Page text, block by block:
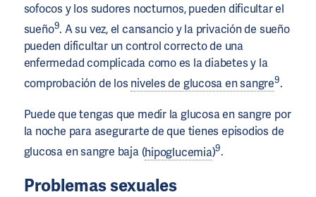
sofocos y los sudores nocturnos, pueden dificultar el
sueño9. A su vez, el cansancio y la privación de sueño
pueden dificultar un control correcto de una
enfermedad complicada como es la diabetes y la
comprobación de los niveles de glucosa en sangre9.
Puede que tengas que medir la glucosa en sangre por
la noche para asegurarte de que tienes episodios de
glucosa en sangre baja (hipoglucemia)9.
Problemas sexuales